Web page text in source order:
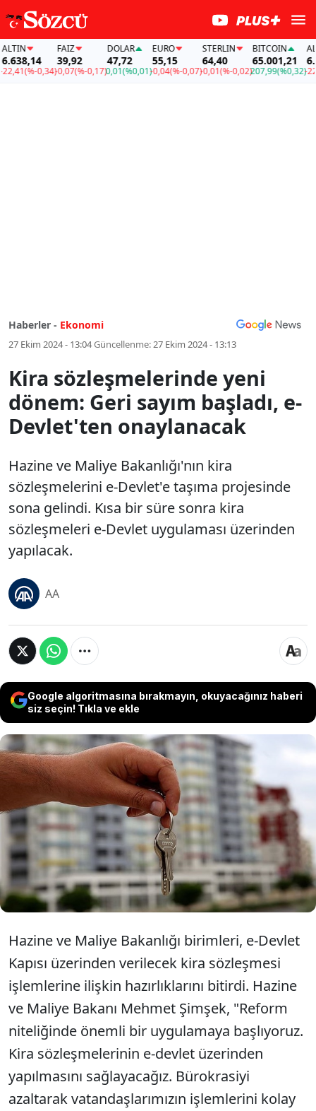
(%-0,34)
39,92
-0,07(%-0,17)
DOLAR
47,72
0,01(%0,01)
EURO
55,15
-0,04(%-0,07)
STERLIN
64,40
-0,01(%-0,02)
BITCOIN
65.001,21
207,99(%0,32)
ALTIN
-22,41
Haberler - Ekonomi
27 Ekim 2024 - 13:04Güncellenme:27 Ekim 2024 - 13:13
Kira sözleşmelerinde yeni
dönem: Geri sayım başladı, e-
Devlet'ten onaylanacak
Hazine ve Maliye Bakanlığı'nın kira
sözleşmelerini e-Devlet'e taşıma projesinde
sona gelindi. Kısa bir süre sonra kira
sözleşmeleri e-Devlet uygulaması üzerinden
yapılacak.
AA
Google algoritmasına bırakmayın, okuyacağınız haberi
siz seçin! Tıkla ve ekle
Hazine ve Maliye Bakanlığı'nın kira
sözleşmelerini e-Devlet'e taşıma projesinde
sona gelindi. Kısa bir süre sonra kira
sözleşmeleri e-Devlet uygulaması
üzerinden yapılacak.
Hazine ve Maliye Bakanlığı birimleri, e-Devlet
Kapısı üzerinden verilecek kira sözleşmesi
işlemlerine ilişkin hazırlıklarını bitirdi. Hazine
ve Maliye Bakanı Mehmet Şimşek, "Reform
niteliğinde önemli bir uygulamaya başlıyoruz.
Kira sözleşmelerinin e-devlet üzerinden
yapılmasını sağlayacağız. Bürokrasiyi
azaltarak vatandaşlarımızın işlemlerini kolay